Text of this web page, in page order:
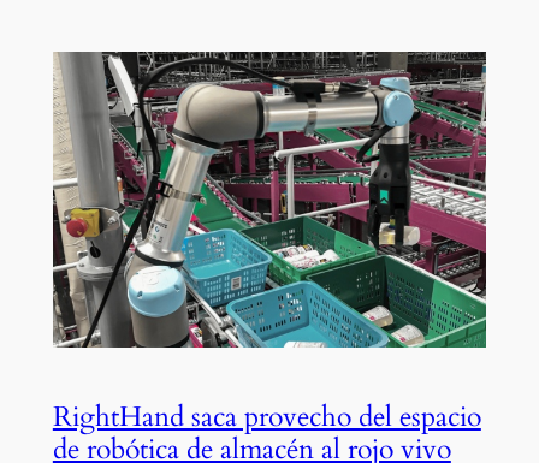
RightHand saca provecho del espacio
de robótica de almacén al rojo vivo